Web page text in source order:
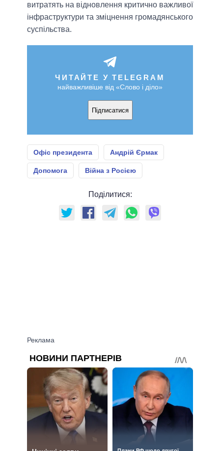
витратять на відновлення критично важливої
інфраструктури та зміцнення громадянського
суспільства.
ЧИТАЙТЕ У TELEGRAM
найважливіше від «Слово і діло»
Підписатися
Офіс президента Андрій Єрмак
Допомога Війна з Росією
Поділитися: